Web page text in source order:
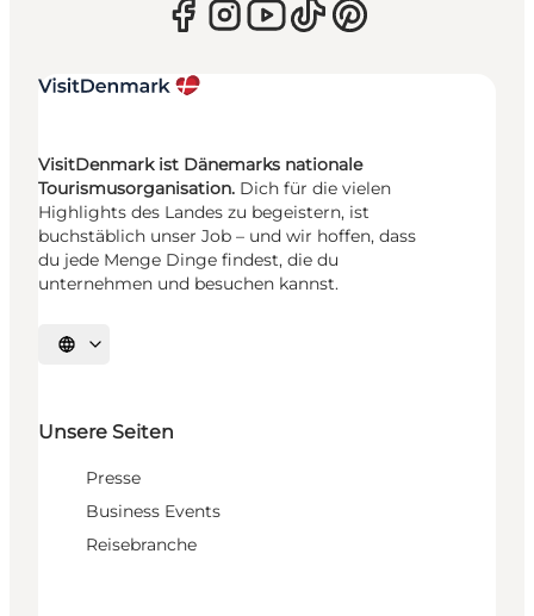
VisitDenmark ist Dänemarks nationale
Tourismusorganisation. Dich für die vielen
Highlights des Landes zu begeistern, ist
buchstäblich unser Job – und wir hoffen, dass
du jede Menge Dinge findest, die du
unternehmen und besuchen kannst.
Sprache auswählen
Unsere Seiten
Presse
Business Events
Reisebranche